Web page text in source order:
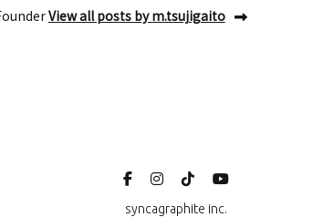
View all posts by m.tsujigaito
syncagraphite inc.